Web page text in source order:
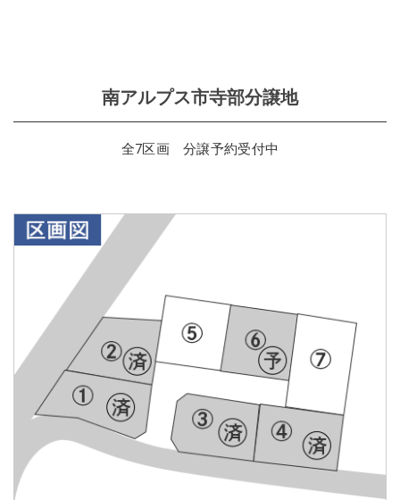
南アルプス市寺部分譲地
全7区画 分譲予約受付中